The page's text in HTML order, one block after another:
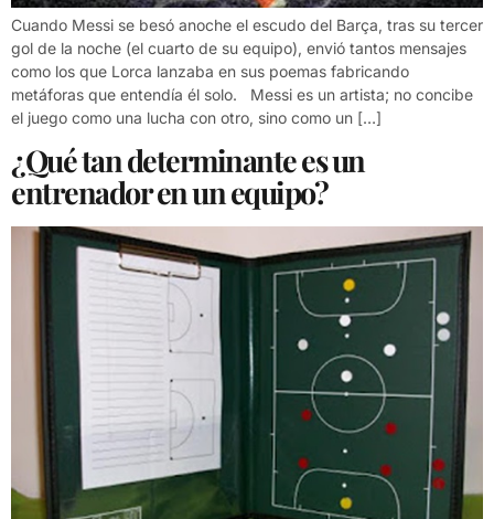
Cuando Messi se besó anoche el escudo del Barça, tras su tercer
gol de la noche (el cuarto de su equipo), envió tantos mensajes
como los que Lorca lanzaba en sus poemas fabricando
metáforas que entendía él solo. Messi es un artista; no concibe
el juego como una lucha con otro, sino como un […]
¿Qué tan determinante es un